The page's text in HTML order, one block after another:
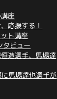
座
応援する！
ト講座
タビュー
造選手、馬場達
に馬場達也選手が